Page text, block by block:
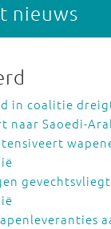
nieuws
in coalitie
naar Saoedi-